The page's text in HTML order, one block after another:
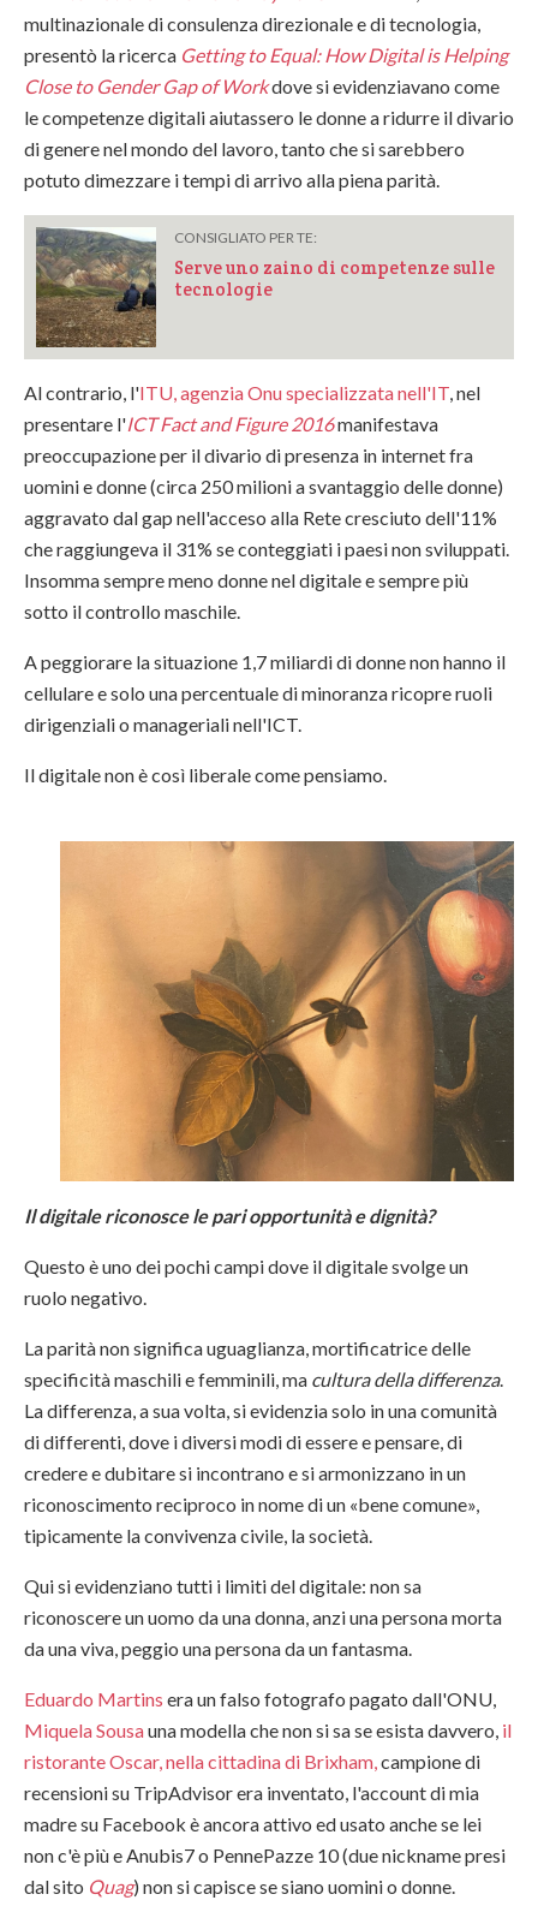
multinazionale di consulenza direzionale e di tecnologia,
presentò la ricerca Getting to Equal: How Digital is Helping
Close to Gender Gap of Workdove si evidenziavano come
le competenze digitali aiutassero le donne a ridurre il divario
di genere nel mondo del lavoro, tanto che si sarebbero
potuto dimezzare i tempi di arrivo alla piena parità.
CONSIGLIATO PER TE:
Serve uno zaino di competenze sulle
tecnologie
Al contrario, l'ITU, agenzia Onu specializzata nell'IT , nel
presentare l'ICT Fact and Figure 2016manifestava
preoccupazione per il divario di presenza in internet fra
uomini e donne (circa 250 milioni a svantaggio delle donne)
aggravato dal gap nell'acceso alla Rete cresciuto dell'11%
che raggiungeva il 31% se conteggiati i paesi non sviluppati.
Insomma sempre meno donne nel digitale e sempre più
sotto il controllo maschile.
A peggiorare la situazione 1,7 miliardi di donne non hanno il
cellulare e solo una percentuale di minoranza ricopre ruoli
dirigenziali o manageriali nell'ICT.
Il digitale non è così liberale come pensiamo.
Il digitale riconosce le pari opportunità e dignità?
Questo è uno dei pochi campi dove il digitale svolge un
ruolo negativo.
La parità non significa uguaglianza, mortificatrice delle
specificità maschili e femminili, ma cultura della differenza.
La differenza, a sua volta, si evidenzia solo in una comunità
di differenti, dove i diversi modi di essere e pensare, di
credere e dubitare si incontrano e si armonizzano in un
riconoscimento reciproco in nome di un «bene comune»,
tipicamente la convivenza civile, la società.
Qui si evidenziano tutti i limiti del digitale: non sa
riconoscere un uomo da una donna, anzi una persona morta
da una viva, peggio una persona da un fantasma.
Eduardo Martins era un falso fotografo pagato dall'ONU,
Miquela Sousauna modella che non si sa se esista davvero, il
ristorante Oscar, nella cittadina di Brixham,campione di
recensioni su TripAdvisor era inventato, l'account di mia
madre su Facebook è ancora attivo ed usato anche se lei
non c'è più e Anubis7 o PennePazze 10 (due nickname presi
dal sito Quag) non si capisce se siano uomini o donne.